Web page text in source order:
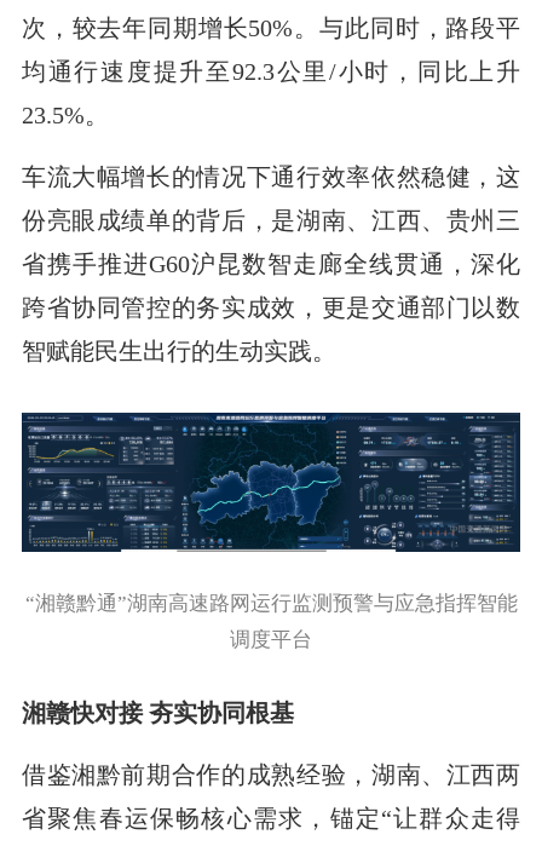
次，较去年同期增长50%。与此同时，路段平
均通行速度提升至92.3公里/小时，同比上升
23.5%。
车流大幅增长的情况下通行效率依然稳健，这
份亮眼成绩单的背后，是湖南、江西、贵州三
省携手推进G60沪昆数智走廊全线贯通，深化
跨省协同管控的务实成效，更是交通部门以数
智赋能民生出行的生动实践。
“湘赣黔通”湖南高速路网运行监测预警与应急指挥智能
调度平台
湘赣快对接 夯实协同根基
借鉴湘黔前期合作的成熟经验，湖南、江西两
省聚焦春运保畅核心需求，锚定“让群众走得